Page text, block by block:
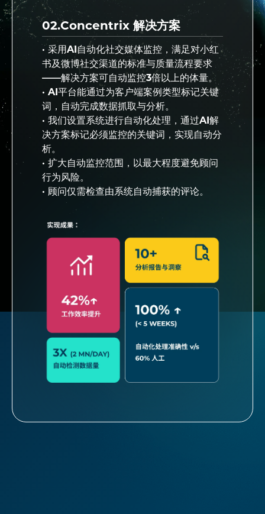
02.Concentrix 解决方案
· 采用AI自动化社交媒体监控，满足对小红
书及微博社交渠道的标准与质量流程要求
——解决方案可自动监控3倍以上的体量。
· AI平台能通过为客户端案例类型标记关键
词，自动完成数据抓取与分析。
· 我们设置系统进行自动化处理，通过AI解
决方案标记必须监控的关键词，实现自动分
析。
· 扩大自动监控范围，以最大程度避免顾问
行为风险。
· 顾问仅需检查由系统自动捕获的评论。